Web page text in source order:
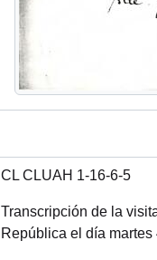
CL CLUAH 1-16-6-5
Transcripción de la
República el día